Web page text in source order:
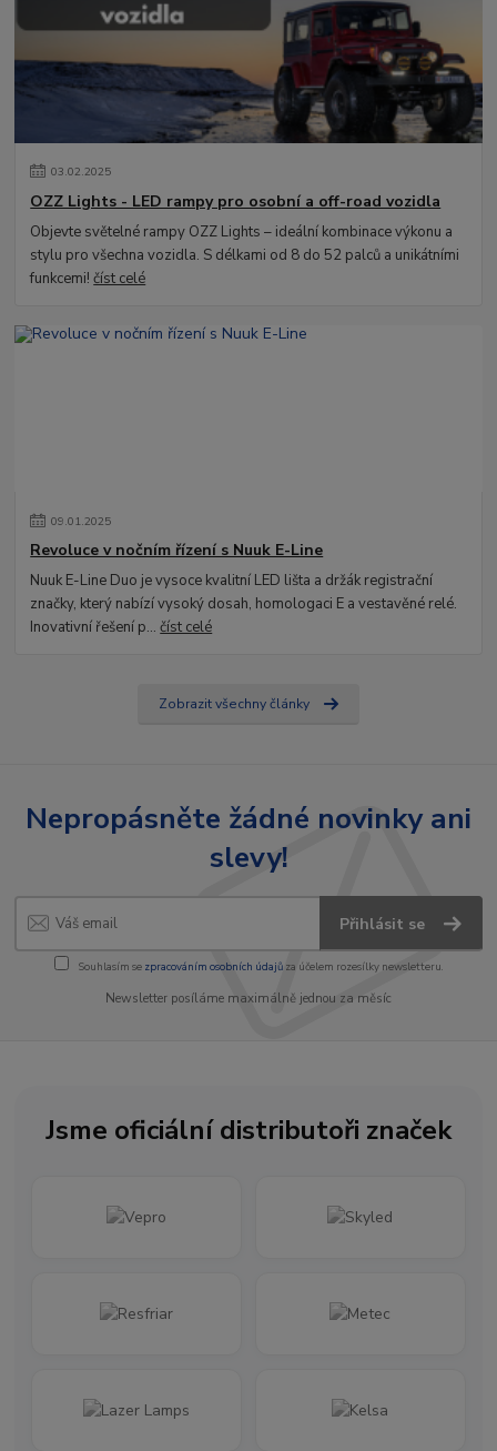
03.02.2025
OZZ Lights - LED rampy pro osobní a off-road vozidla
Objevte světelné rampy OZZ Lights – ideální kombinace výkonu a
stylu pro všechna vozidla. S délkami od 8 do 52 palců a unikátními
funkcemi!číst celé
09.01.2025
Revoluce v nočním řízení s Nuuk E-Line
Nuuk E-Line Duo je vysoce kvalitní LED lišta a držák registrační
značky, který nabízí vysoký dosah, homologaci E a vestavěné relé.
Inovativní řešení p...číst celé
Zobrazit všechny články
Nepropásněte žádné novinky ani
slevy!
Přihlásit se
Souhlasím se zpracováním osobních údajůza účelem rozesílky newsletteru.
Newsletter posíláme maximálně jednou za měsíc
Jsme oficiální distributoři značek